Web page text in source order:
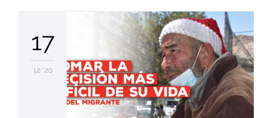
17
12 '20